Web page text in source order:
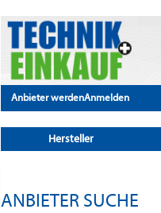
Anbieter werdenAnmelden
Hersteller
ANBIETER SUCHE